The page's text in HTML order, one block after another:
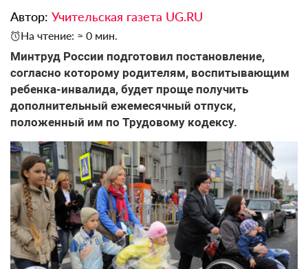
Автор: Учительская газета UG.RU
На чтение: ≈ 0 мин.
Минтруд России подготовил постановление,
согласно которому родителям, воспитывающим
ребенка-инвалида, будет проще получить
дополнительный ежемесячный отпуск,
положенный им по Трудовому кодексу.